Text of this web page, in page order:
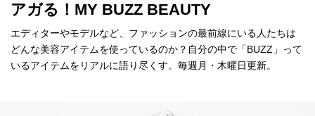
アガる！MY BUZZ BEAUTY
エディターやモデルなど、ファッションの最前線にいる人たちは
どんな美容アイテムを使っているのか？自分の中で「BUZZ」って
いるアイテムをリアルに語り尽くす。毎週月・木曜日更新。